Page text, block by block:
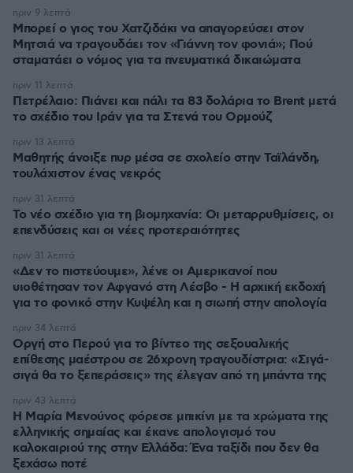
Μπορεί ο γιος του Χατζιδάκι να απαγορεύσει στον
Μητσιά να τραγουδάει τον «Γιάννη τον φονιά»; Πού
σταματάει ο νόμος για τα πνευματικά δικαιώματα
πριν 9 λεπτά
Πετρέλαιο: Πιάνει και πάλι τα 83 δολάρια το Brent μετά
το σχέδιο του Ιράν για τα Στενά του Ορμούζ
πριν 11 λεπτά
Μαθητής άνοιξε πυρ μέσα σε σχολείο στην Ταϊλάνδη,
τουλάχιστον ένας νεκρός
πριν 13 λεπτά
Το νέο σχέδιο για τη βιομηχανία: Οι μεταρρυθμίσεις, οι
επενδύσεις και οι νέες προτεραιότητες
πριν 31 λεπτά
«Δεν το πιστεύουμε», λένε οι Αμερικανοί που
υιοθέτησαν τον Αφγανό στη Λέσβο - Η αρχική εκδοχή
για το φονικό στην Κυψέλη και η σιωπή στην απολογία
πριν 31 λεπτά
Οργή στο Περού για το βίντεο της σεξουαλικής
επίθεσης μαέστρου σε 26χρονη τραγουδίστρια: «Σιγά-
σιγά θα το ξεπεράσεις» της έλεγαν από τη μπάντα της
πριν 34 λεπτά
Η Μαρία Μενούνος φόρεσε μπικίνι με τα χρώματα της
ελληνικής σημαίας και έκανε απολογισμό του
καλοκαιριού της στην Ελλάδα: Ένα ταξίδι που δεν θα
ξεχάσω ποτέ
πριν 43 λεπτά